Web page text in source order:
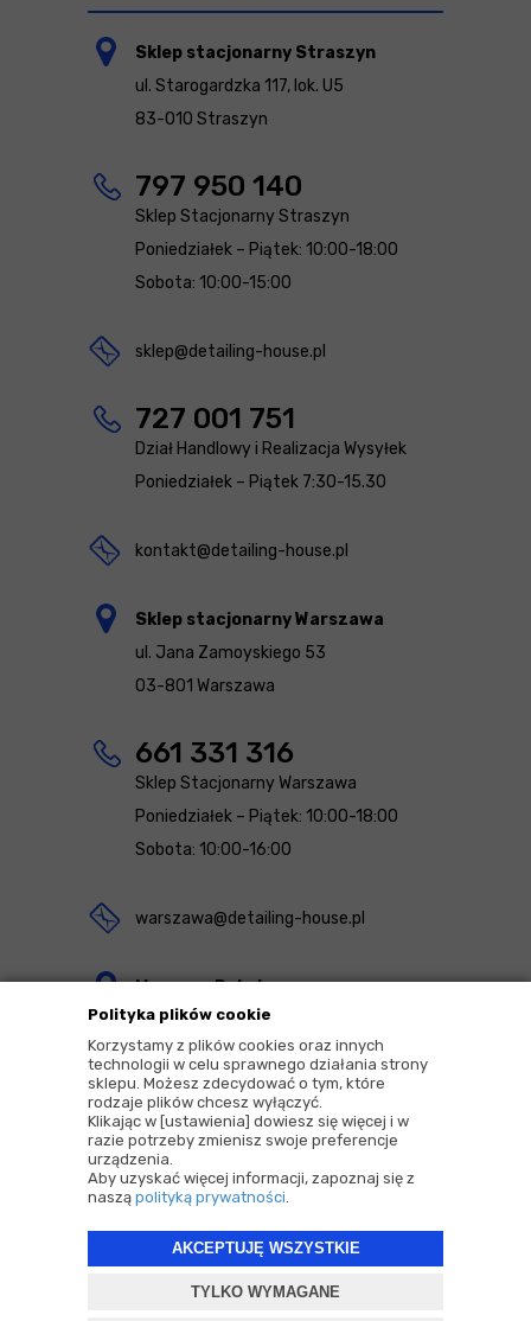
Polityka plików cookie
Korzystamy z plików cookies oraz innych
technologii w celu sprawnego działania strony
sklepu. Możesz zdecydować o tym, które
rodzaje plików chcesz wyłączyć.
Klikając w [ustawienia] dowiesz się więcej i w
razie potrzeby zmienisz swoje preferencje
urządzenia.
Aby uzyskać więcej informacji, zapoznaj się z
naszą polityką prywatności.
AKCEPTUJĘ WSZYSTKIE
TYLKO WYMAGANE
Sklep stacjonarny Straszyn
ul. Starogardzka 117, lok. U5
83-010 Straszyn
797 950 140
Sklep Stacjonarny Straszyn
Poniedziałek – Piątek: 10:00-18:00
Sobota: 10:00-15:00
sklep@detailing-house.pl
727 001 751
Dział Handlowy i Realizacja Wysyłek
Poniedziałek – Piątek 7:30-15.30
kontakt@detailing-house.pl
Sklep stacjonarny Warszawa
ul. Jana Zamoyskiego 53
03-801 Warszawa
661 331 316
Sklep Stacjonarny Warszawa
Poniedziałek – Piątek: 10:00-18:00
Sobota: 10:00-16:00
warszawa@detailing-house.pl
Magazyn Rekcin
Nomos Sp. z o.o. sp.k.
ul. Agrestowa 1
83-010 Rekcin
2026 © Copyrights by |Detailing House